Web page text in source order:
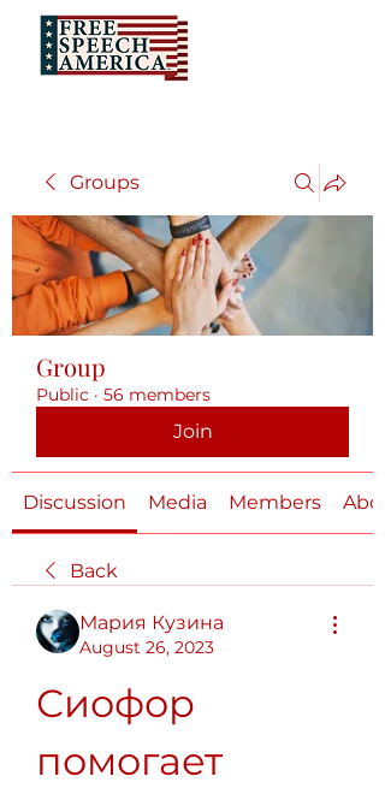
Groups
Group
Public · 56 members
Join
Discussion Media Members
Back
Мария Кузина
August 26, 2023
Сиофор
помогает